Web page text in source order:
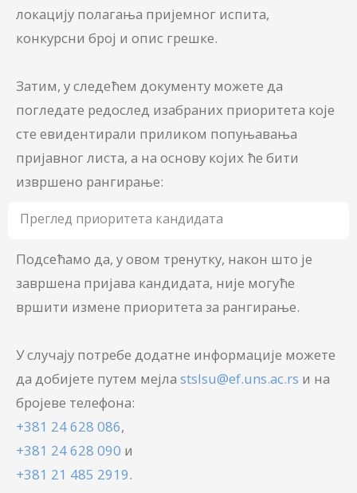
локацију полагања пријемног испита,
конкурсни број и опис грешке.
Затим, у следећем документу можете да
погледате редослед изабраних приоритета које
сте евидентирали приликом попуњавања
пријавног листа, а на основу којих ће бити
извршено рангирање:
Преглед приоритета кандидата
Подсећамо да, у овом тренутку, након што је
завршена пријава кандидата, није могуће
вршити измене приоритета за рангирање.
У случају потребе додатне информације можете
да добијете путем мејла stslsu@ef.uns.ac.rs и на
бројеве телефона:
+381 24 628 086,
+381 24 628 090 и
+381 21 485 2919.